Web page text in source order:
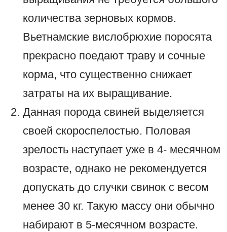
количества зерновых кормов.
Вьетнамские вислобрюхие поросята
прекрасно поедают траву и сочные
корма, что существенно снижает
затраты на их выращивание.
Данная порода свиней выделяется
своей скороспелостью. Половая
зрелость наступает уже в 4- месячном
возрасте, однако не рекомендуется
допускать до случки свинок с весом
менее 30 кг. Такую массу они обычно
набирают в 5-месячном возрасте.